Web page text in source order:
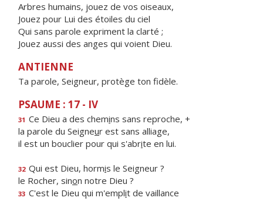
Arbres humains, jouez de vos oiseaux,
Jouez pour Lui des étoiles du ciel
Qui sans parole expriment la clarté ;
Jouez aussi des anges qui voient Dieu.
ANTIENNE
Ta parole, Seigneur, protège ton fidèle.
PSAUME : 17 - IV
31 Ce Dieu a des chemins sans reproche, +
la parole du Seigneur est sans alliage,
il est un bouclier pour qui s'abrite en lui.
32 Qui est Dieu, hormis le Seigneur ?
le Rocher, sinon notre Dieu ?
33 C'est le Dieu qui m'emplit de vaillance